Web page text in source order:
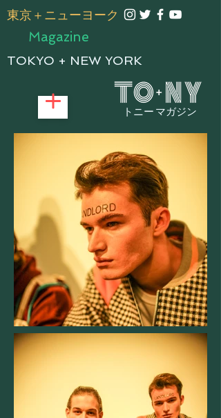
トニー マガジン
​東京＋ニューヨーク
Magazine
TOKYO + NEW YORK